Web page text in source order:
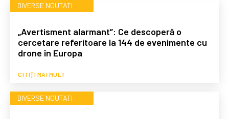
DIVERSE NOUTATI
„Avertisment alarmant”: Ce descoperă o
cercetare referitoare la 144 de evenimente cu
drone în Europa
CITIȚI MAI MULT
DIVERSE NOUTATI